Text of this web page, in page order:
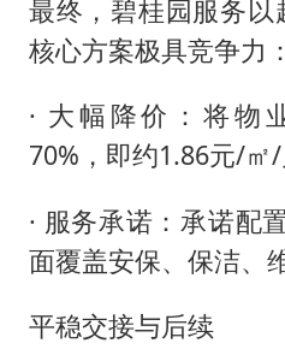
最终，碧桂园服务以
核心方案极具竞争力：
· 大幅降价：将物
70%，即约1.86元/㎡/
· 服务承诺：承诺配
面覆盖安保、保洁、
平稳交接与后续